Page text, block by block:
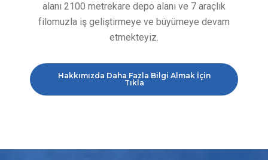
alanı 2100 metrekare depo alanı ve 7 araçlık
filomuzla iş geliştirmeye ve büyümeye devam
etmekteyiz.
Hakkımızda Daha Fazla Bilgi Almak İçin
Tıkla